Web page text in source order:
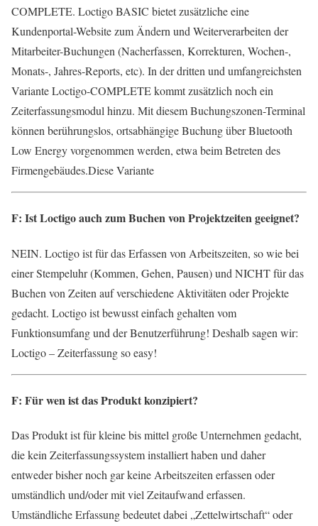
COMPLETE. Loctigo BASIC bietet zusätzliche eine
Kundenportal-Website zum Ändern und Weiterverarbeiten der
Mitarbeiter-Buchungen (Nacherfassen, Korrekturen, Wochen-,
Monats-, Jahres-Reports, etc). In der dritten und umfangreichsten
Variante Loctigo-COMPLETE kommt zusätzlich noch ein
Zeiterfassungsmodul hinzu. Mit diesem Buchungszonen-Terminal
können berührungslos, ortsabhängige Buchung über Bluetooth
Low Energy vorgenommen werden, etwa beim Betreten des
Firmengebäudes.Diese Variante
F: Ist Loctigo auch zum Buchen von Projektzeiten geeignet?
NEIN. Loctigo ist für das Erfassen von Arbeitszeiten, so wie bei
einer Stempeluhr (Kommen, Gehen, Pausen) und NICHT für das
Buchen von Zeiten auf verschiedene Aktivitäten oder Projekte
gedacht. Loctigo ist bewusst einfach gehalten vom
Funktionsumfang und der Benutzerführung! Deshalb sagen wir:
Loctigo – Zeiterfassung so easy!
F: Für wen ist das Produkt konzipiert?
Das Produkt ist für kleine bis mittel große Unternehmen gedacht,
die kein Zeiterfassungssystem installiert haben und daher
entweder bisher noch gar keine Arbeitszeiten erfassen oder
umständlich und/oder mit viel Zeitaufwand erfassen.
Umständliche Erfassung bedeutet dabei „Zettelwirtschaft“ oder